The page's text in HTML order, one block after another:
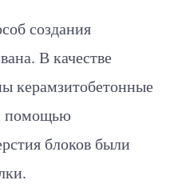
создания
В качестве
керамзитобетонные
помощью
блоков были